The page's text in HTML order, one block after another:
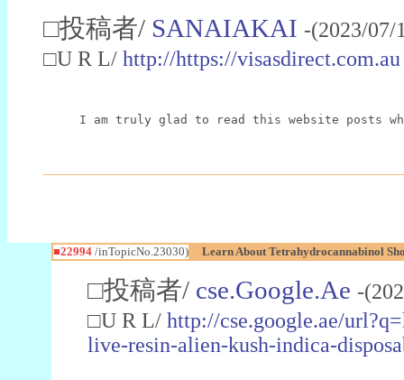
□投稿者/ SANAIAKAI -(2023/
□U R L/ http://https://visasdirect.com.au
I am truly glad to read this website posts
■22994/inTopicNo.23030) Learn About Tetrahydrocannabinol
□投稿者/ cse.Google.Ae -
□U R L/ http://cse.google.ae/
live-resin-alien-kush-indica-